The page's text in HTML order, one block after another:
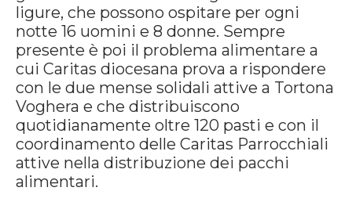
ligure, che possono ospitare per ogni
notte 16 uomini e 8 donne. Sempre
presente è poi il problema alimentare a
cui Caritas diocesana prova a rispondere
con le due mense solidali attive a Tortona
Voghera e che distribuiscono
quotidianamente oltre 120 pasti e con il
coordinamento delle Caritas Parrocchiali
attive nella distribuzione dei pacchi
alimentari.